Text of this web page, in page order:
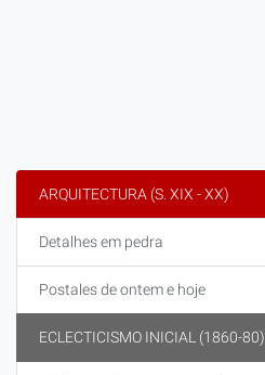
ARQUITECTURA (S. XIX - XX)
Detalhes em pedra
Postales de ontem e hoje
ECLECTICISMO INICIAL (1860-80)